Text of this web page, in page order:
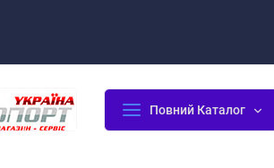
Повний Каталог